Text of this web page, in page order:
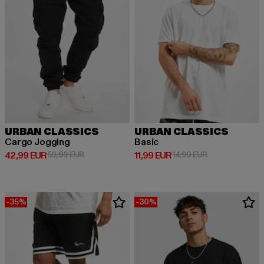
URBAN CLASSICS
Cargo Jogging
42,99 EUR
Derzeitiger Preis: 42,99 EUR
59,99 EURAktionspreis: 59,99 EUR
URBAN CLASSICS
Basic
11,99 EUR
Derzeitiger Preis: 11,99 EUR
14,99 EURAktionspreis:
-35% -30%